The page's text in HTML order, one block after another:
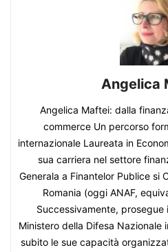
Angelica
Angelica Maftei: dalla
commerce Un percorso
internazionale Laureata in
sua carriera nel settore
Generala a Finantelor Publice si
Romania (oggi ANAF,
Successivamente, prosegue
Ministero della Difesa Nazionale
subito le sue capacità